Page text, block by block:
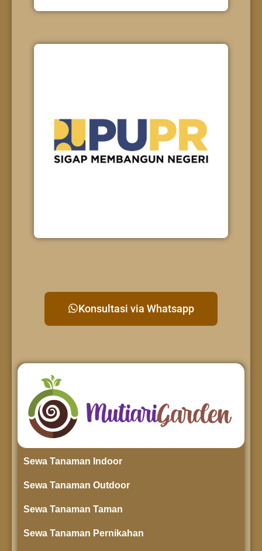
Konsultasi via Whatsapp
Sewa Tanaman Indoor
Sewa Tanaman Outdoor
Sewa Tanaman Taman
Sewa Tanaman Pernikahan